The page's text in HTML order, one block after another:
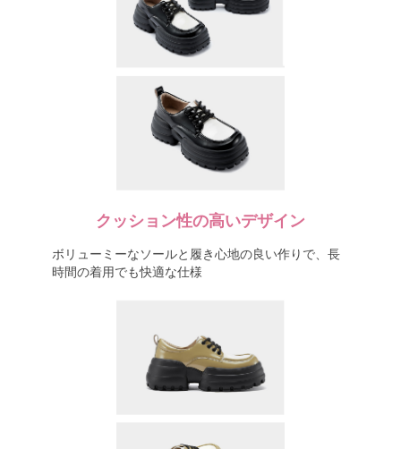
クッション性の高いデザイン
ボリューミーなソールと履き心地の良い作りで、長
時間の着用でも快適な仕様